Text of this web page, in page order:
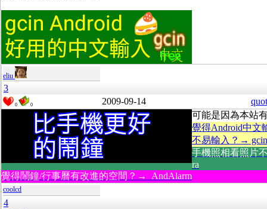
eliu
3
0 0 2009-09-14
可能是因為本站
覺得Android中文
不易輸入？→
手機照相看照片
ra
覺得鬧鐘/行事曆有改進的空間？→ AndAlarm
coolcd
4